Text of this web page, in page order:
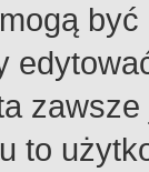
to